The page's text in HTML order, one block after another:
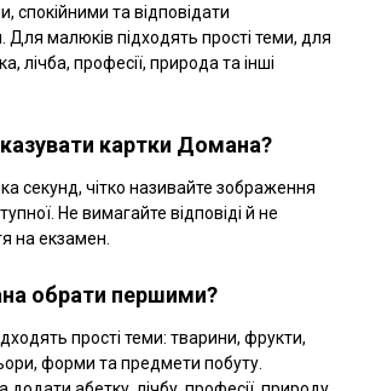
спокійними та відповідати
малюків підходять прості теми, для
лічба, професії, природа та інші
картки Домана?
секунд, чітко називайте зображення
Не вимагайте відповіді й не
на екзамен.
обрати першими?
прості теми: тварини, фрукти,
форми та предмети побуту.